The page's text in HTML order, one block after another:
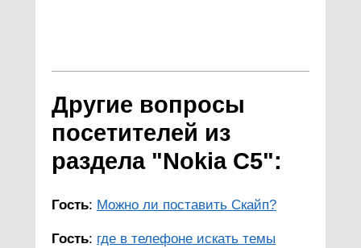
Другие вопросы
посетителей из
раздела "Nokia C5":
Гость: Можно ли поставить Скайп?
Гость: где в телефоне искать темы